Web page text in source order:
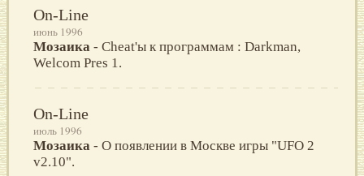
On-Line
июнь 1996
Мозаика - Cheat'ы к программам : Darkman,
Welcom Pres 1.
On-Line
июль 1996
Мозаика - О появлении в Москве игры "UFO 2
v2.10".